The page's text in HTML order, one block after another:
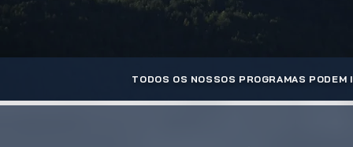
TODOS OS NOSSOS PROGRAMAS